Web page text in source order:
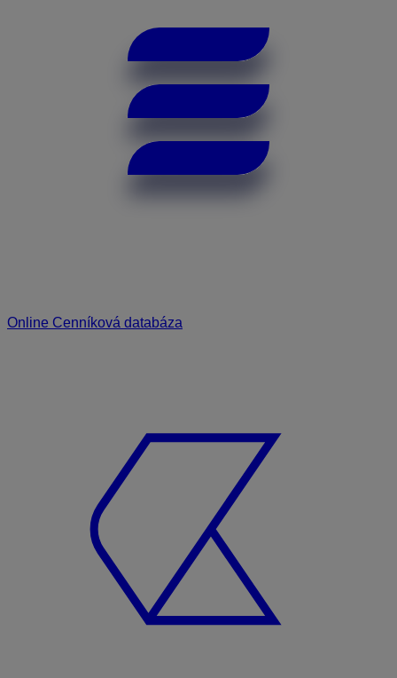
Online Cenníková databáza